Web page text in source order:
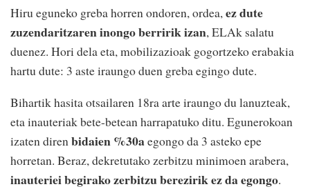
Hiru eguneko greba horren ondoren, ordea,ez dute
zuzendaritzaren inongo berririk izan, ELAk salatu
duenez. Hori dela eta, mobilizazioak gogortzeko erabakia
hartu dute: 3 aste iraungo duen greba egingo dute.
Bihartik hasita otsailaren 18ra arte iraungo du lanuzteak,
eta inauteriak bete-betean harrapatuko ditu. Egunerokoan
izaten direnbidaien %30aegongo da 3 asteko epe
horretan. Beraz, dekretutako zerbitzu minimoen arabera,
inauteriei begirako zerbitzu berezirik ez da egongo.